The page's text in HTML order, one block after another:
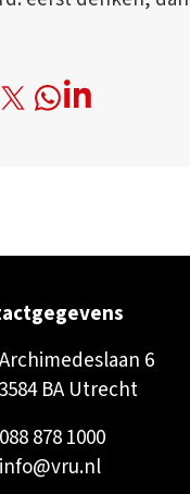
op Facebook
Deel op Twitter
Deel op Whatsapp
Deel op
Archimedeslaan 6
3584 BA Utrecht
088 878 1000
info@vru.nl